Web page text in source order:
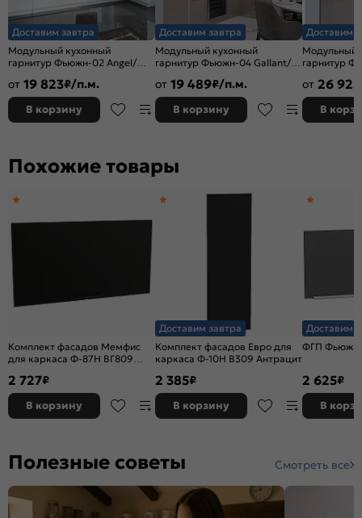
Доставим завтра
Модульный кухонный
гарнитур Фьюжн-02 Angel/
от 19 823₽/п.м.
В корзину
Доставим завтра
Модульный кухонный
гарнитур Фьюжн-04 Gallant/
от 19 489₽/п.м.
В корзину
Доставим
Модульный
гарнитур
от 26 925
В
Похожие товары
Комплект фасадов Мемфис
для каркаса Ф-87Н ВГ809
2 727₽
В корзину
Доставим завтра
Комплект фасадов Евро для
каркаса Ф-10Н В309 Антрацит
2 385₽
В корзину
Доставим
ФГП Фьюжн
2 625₽
В
Полезные советы Смотреть все